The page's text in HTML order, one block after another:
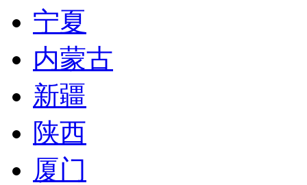
宁夏
内蒙古
新疆
陕西
厦门